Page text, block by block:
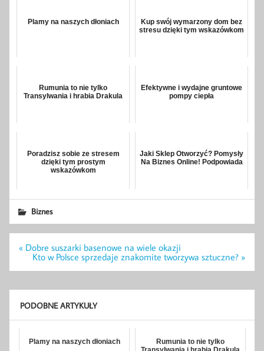
Plamy na naszych dłoniach
Kup swój wymarzony dom bez
stresu dzięki tym wskazówkom
Rumunia to nie tylko
Transylwania i hrabia Drakula
Efektywne i wydajne gruntowe
pompy ciepła
Poradzisz sobie ze stresem
dzięki tym prostym
wskazówkom
Jaki Sklep Otworzyć? Pomysły
Na Biznes Online! Podpowiada
Biznes
Nawigacja
wpisu
« Dobre suszarki basenowe na wiele okazji
Kto w Polsce sprzedaje znakomite tworzywa sztuczne? »
PODOBNE ARTYKUŁY
Plamy na naszych dłoniach
Rumunia to nie tylko